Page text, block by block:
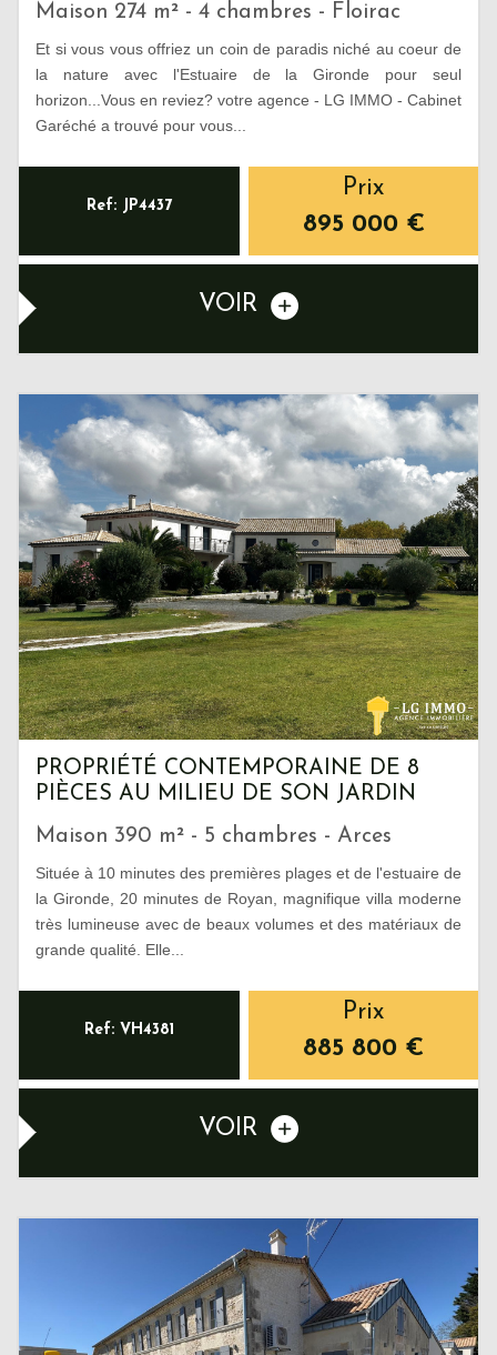
Maison 274 m² - 4 chambres - Floirac
Et si vous vous offriez un coin de paradis niché au coeur de
la nature avec l'Estuaire de la Gironde pour seul
horizon...Vous en reviez? votre agence - LG IMMO - Cabinet
Garéché a trouvé pour vous...
Ref: JP4437
Prix
895 000 €
VOIR
PROPRIÉTÉ CONTEMPORAINE DE 8
PIÈCES AU MILIEU DE SON JARDIN
Maison 390 m² - 5 chambres - Arces
Située à 10 minutes des premières plages et de l'estuaire de
la Gironde, 20 minutes de Royan, magnifique villa moderne
très lumineuse avec de beaux volumes et des matériaux de
grande qualité. Elle...
Ref: VH4381
Prix
885 800 €
VOIR